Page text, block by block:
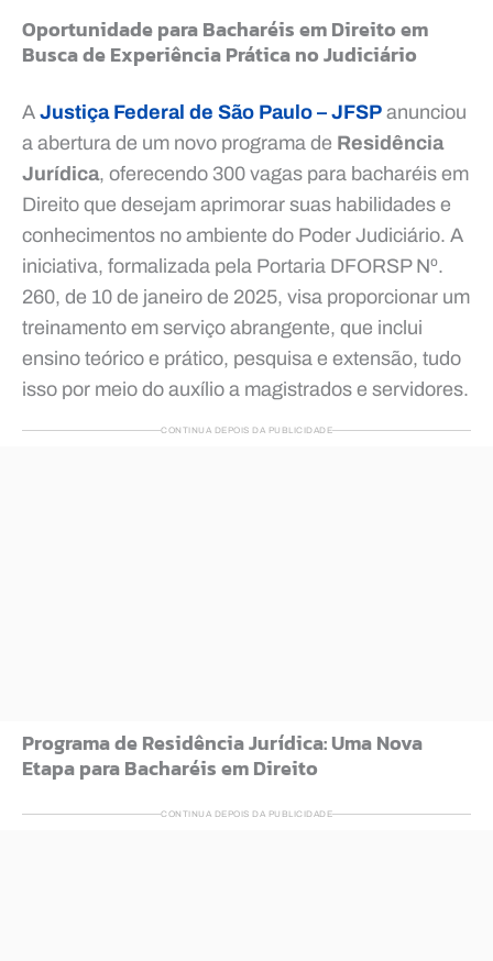
Oportunidade para Bacharéis em Direito em
Busca de Experiência Prática no Judiciário
A Justiça Federal de São Paulo – JFSP anunciou
a abertura de um novo programa de Residência
Jurídica, oferecendo 300 vagas para bacharéis em
Direito que desejam aprimorar suas habilidades e
conhecimentos no ambiente do Poder Judiciário. A
iniciativa, formalizada pela Portaria DFORSP Nº.
260, de 10 de janeiro de 2025, visa proporcionar um
treinamento em serviço abrangente, que inclui
ensino teórico e prático, pesquisa e extensão, tudo
isso por meio do auxílio a magistrados e servidores.
CONTINUA DEPOIS DA PUBLICIDADE
Programa de Residência Jurídica: Uma Nova
Etapa para Bacharéis em Direito
CONTINUA DEPOIS DA PUBLICIDADE